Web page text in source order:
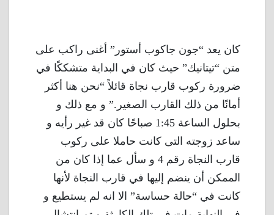
كان يعد “جون جاكوب أستور” أغنى راكب على
متن “تيتانيك” حيث كان في البداية متشككًا في
ضرورة ركوب قارب نجاة قائلاً “نحن هنا أكثر
أمانًا من ذلك القارب الصغير.” و مع ذلك و
بحلول الساعة 1:45 صباحًا كان قد غير رأيه و
ساعد زوجته التى كانت حاملا على ركوب
قارب النجاة رقم 4 و سأل عما إذا كان من
الممكن أن ينضم إليها في قارب النجاة لأنها
كانت في “حالة حساسة” الا انه لم يستطيع و